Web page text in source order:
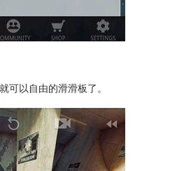
可以自由的滑滑板了。